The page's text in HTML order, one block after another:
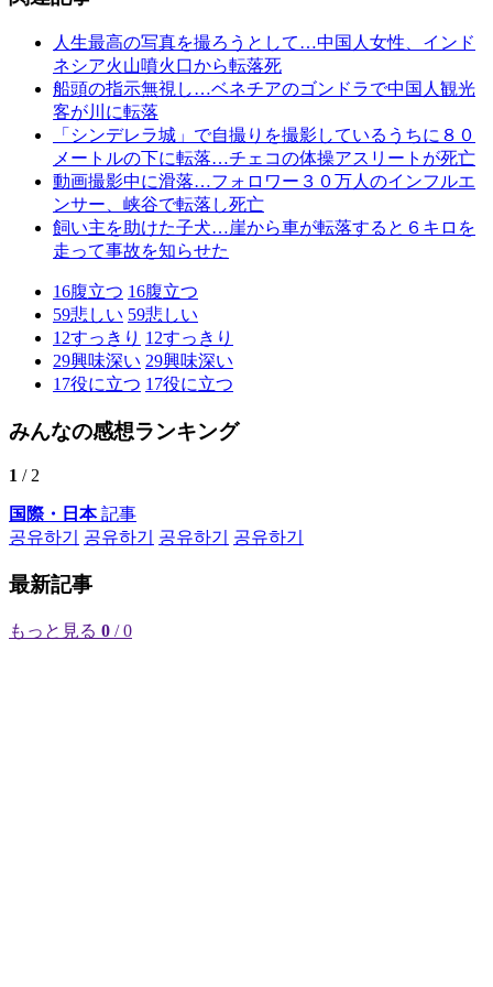
人生最高の写真を撮ろうとして…中国人女性、インド
ネシア火山噴火口から転落死
船頭の指示無視し…ベネチアのゴンドラで中国人観光
客が川に転落
「シンデレラ城」で自撮りを撮影しているうちに８０
メートルの下に転落…チェコの体操アスリートが死亡
動画撮影中に滑落…フォロワー３０万人のインフルエ
ンサー、峡谷で転落し死亡
飼い主を助けた子犬…崖から車が転落すると６キロを
走って事故を知らせた
16腹立つ 16腹立つ
59悲しい 59悲しい
12すっきり 12すっきり
29興味深い 29興味深い
17役に立つ 17役に立つ
みんなの感想ランキング
1 / 2
国際・日本記事
공유하기
공유하기 공유하기 공유하기
最新記事
もっと見る 0 / 0